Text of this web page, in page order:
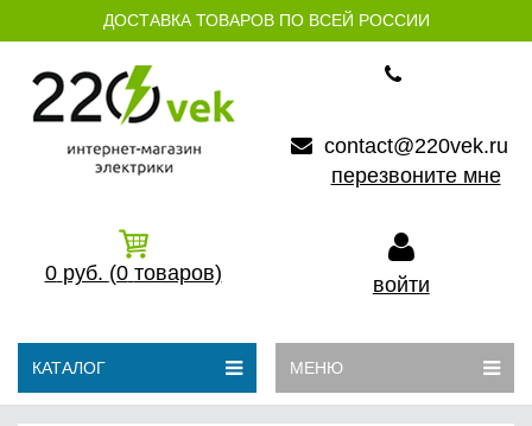
ДОСТАВКА ТОВАРОВ ПО ВСЕЙ РОССИИ
contact@220vek.ru
перезвоните мне
0 руб. (0 товаров) войти
КАТАЛОГ МЕНЮ